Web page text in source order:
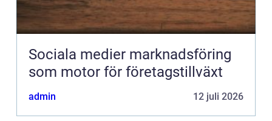
Sociala medier marknadsföring
som motor för företagstillväxt
admin 12 juli 2026